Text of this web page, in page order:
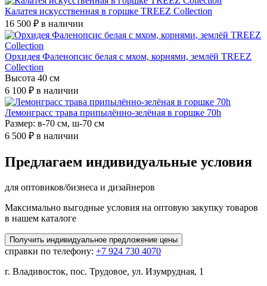
Калатея искусственная в горшке TREEZ Collection
16 500 ₽ в наличии
Орхидея Фаленопсис белая с мхом, корнями, землёй TREEZ
Collection
Высота 40 см
6 100 ₽ в наличии
Лемонграсс трава припылённо-зелёная в горшке 70h
Размер: в-70 см, ш-70 см
6 500 ₽ в наличии
Предлагаем индивидуальные условия
для оптовиков/бизнеса и дизайнеров
Максимально выгодные условия на оптовую закупку товаров
в нашем каталоге
Получить индивидуальное предложение цены
справки по телефону: +7 924 730 4070
г. Владивосток, пос. Трудовое, ул. Изумрудная, 1